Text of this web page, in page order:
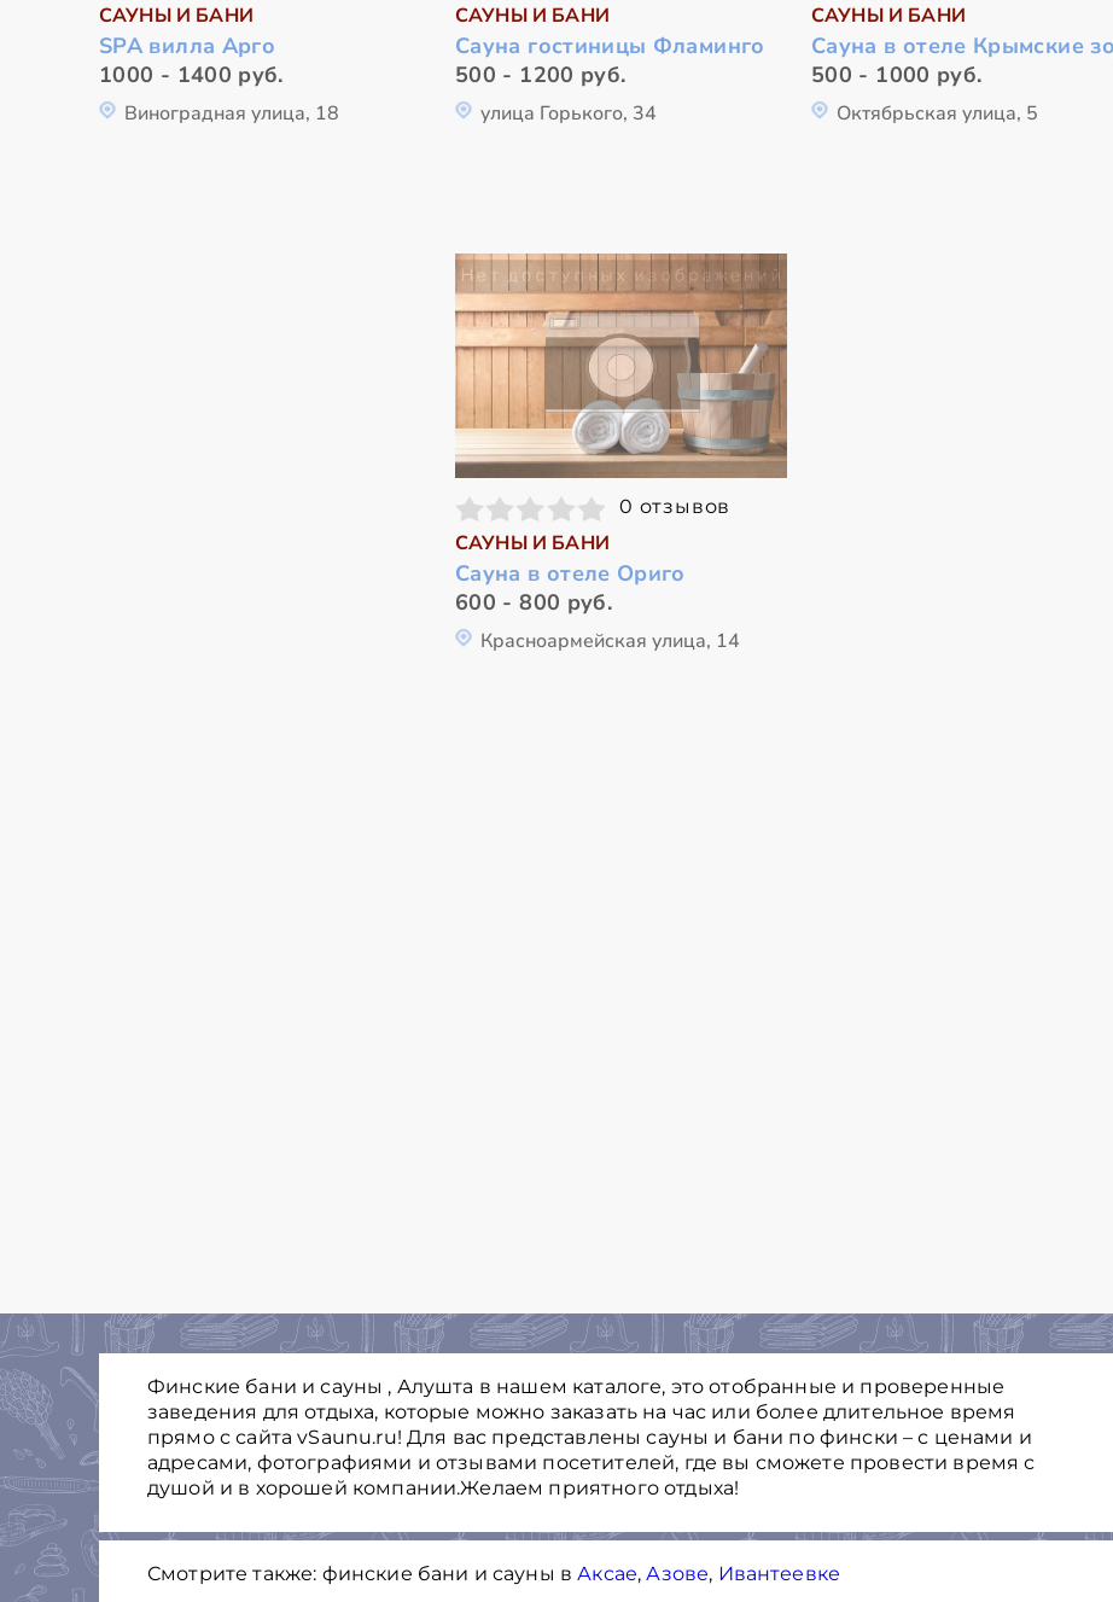
САУНЫ И БАНИ
SPA вилла Арго
1000 - 1400 руб.
Виноградная улица, 18
САУНЫ И БАНИ
Сауна гостиницы Фламинго
500 - 1200 руб.
улица Горького, 34
САУНЫ И БАНИ
Сауна в отеле Крымские
500 - 1000 руб.
Октябрьская улица, 5
0 отзывов
САУНЫ И БАНИ
Сауна в отеле Ориго
600 - 800 руб.
Красноармейская улица, 14
Финские бани и сауны , Алушта в нашем каталоге, это отобранные и проверенные
заведения для отдыха, которые можно заказать на час или более длительное время
прямо с сайта vSaunu.ru! Для вас представлены сауны и бани по фински – с ценами и
адресами, фотографиями и отзывами посетителей, где вы сможете провести время с
душой и в хорошей компании.Желаем приятного отдыха!
Смотрите также: финские бани и сауны вАксае,Азове, Ивантеевке